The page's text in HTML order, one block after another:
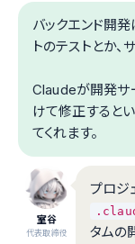
バックエンド開
トのテストとか
Claudeが開発サ
けて修正すると
てくれます。
室谷
代表取締役
プロジ
タムの